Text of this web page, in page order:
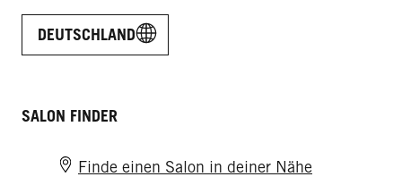
DEUTSCHLAND
SALON FINDER
Finde einen Salon in deiner Nähe